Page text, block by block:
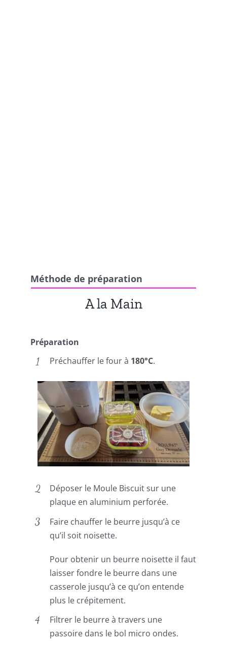
Méthode de préparation
A la Main
Préparation
Préchauffer le four à 180°C.
Déposer le Moule Biscuit sur une
plaque en aluminium perforée.
Faire chauffer le beurre jusqu’à ce
qu’il soit noisette.
Pour obtenir un beurre noisette il faut
laisser fondre le beurre dans une
casserole jusqu’à ce qu’on entende
plus le crépitement.
Filtrer le beurre à travers une
passoire dans le bol micro ondes.